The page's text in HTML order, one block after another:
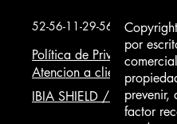
52-56-11-29-56-44
Política de Privacidad
Atencion a clientes
IBIA SHIELD /
por
prevenir,
factor